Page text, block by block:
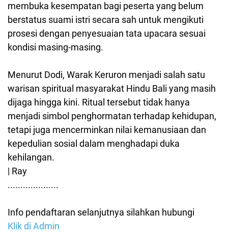
membuka kesempatan bagi peserta yang belum
berstatus suami istri secara sah untuk mengikuti
prosesi dengan penyesuaian tata upacara sesuai
kondisi masing-masing.
Menurut Dodi, Warak Keruron menjadi salah satu
warisan spiritual masyarakat Hindu Bali yang masih
dijaga hingga kini. Ritual tersebut tidak hanya
menjadi simbol penghormatan terhadap kehidupan,
tetapi juga mencerminkan nilai kemanusiaan dan
kepedulian sosial dalam menghadapi duka
kehilangan.
| Ray
....................
Info pendaftaran selanjutnya silahkan hubungi
Klik di Admin